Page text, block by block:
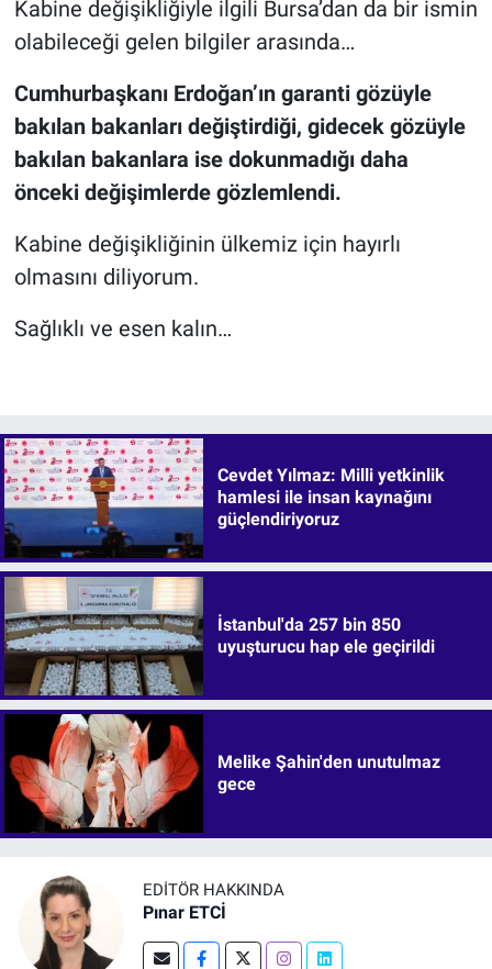
Kabine değişikliğiyle ilgili Bursa’dan da bir ismin
olabileceği gelen bilgiler arasında…
Cumhurbaşkanı Erdoğan’ın garanti gözüyle
bakılan bakanları değiştirdiği, gidecek gözüyle
bakılan bakanlara ise dokunmadığı daha
önceki değişimlerde gözlemlendi.
Kabine değişikliğinin ülkemiz için hayırlı
olmasını diliyorum.
Sağlıklı ve esen kalın…
Cevdet Yılmaz: Milli yetkinlik
hamlesi ile insan kaynağını
güçlendiriyoruz
İstanbul'da 257 bin 850
uyuşturucu hap ele geçirildi
Melike Şahin'den unutulmaz
gece
EDITÖR HAKKINDA
Pınar ETCİ